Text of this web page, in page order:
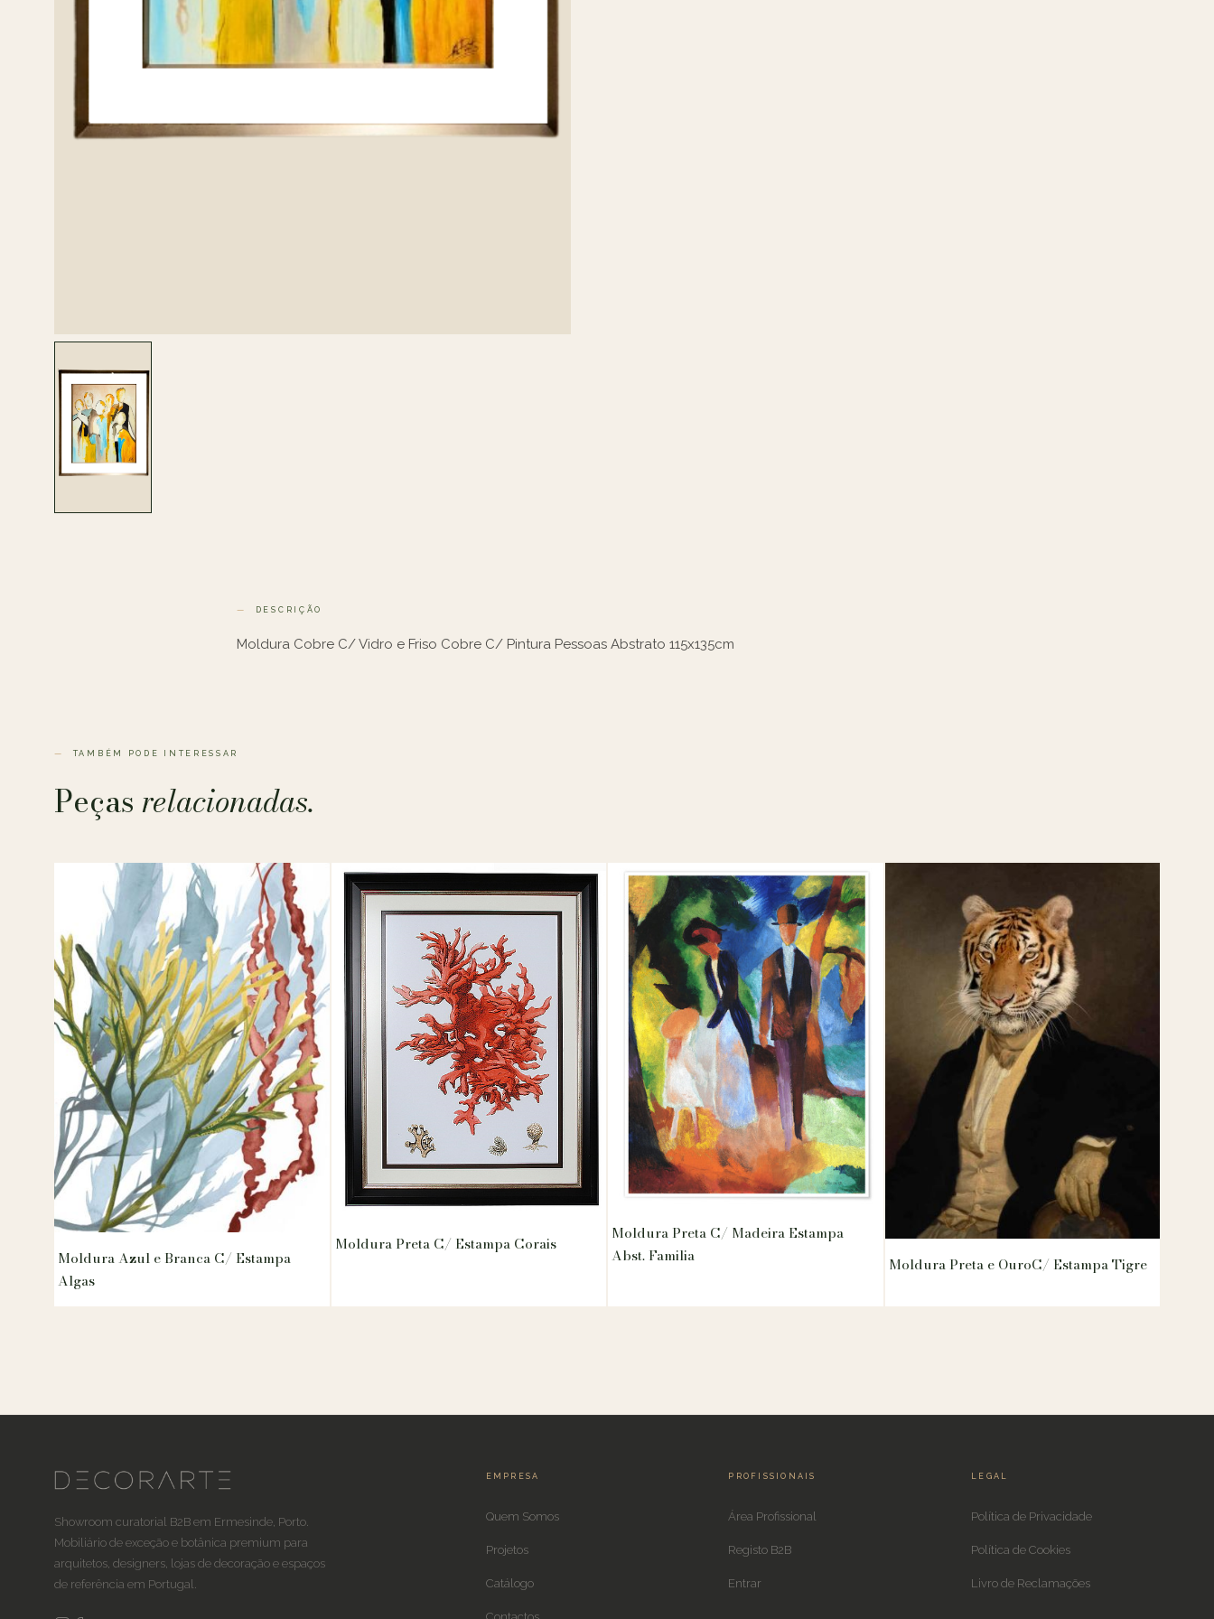
DESCRIÇÃO
Moldura Cobre C/ Vidro e Friso Cobre C/ Pintura Pessoas Abstrato 115x135cm
TAMBÉM PODE INTERESSAR
Peçasrelacionadas.
Moldura Azul e Branca C/ Estampa
Algas
Moldura Preta C/ Estampa Corais
Moldura Preta C/ Madeira Estampa
Abst. Familia
Moldura Preta e OuroC/ Estampa Tigre
Showroom curatorial B2B em Ermesinde, Porto.
Mobiliário de exceção e botânica premium para
arquitetos, designers, lojas de decoração e espaços
de referência em Portugal.
EMPRESA
Quem Somos
Projetos
Catálogo
PROFISSIONAIS
Área Profissional
Registo B2B
Entrar
LEGAL
Política de Privacidade
Política de Cookies
Livro de Reclamações